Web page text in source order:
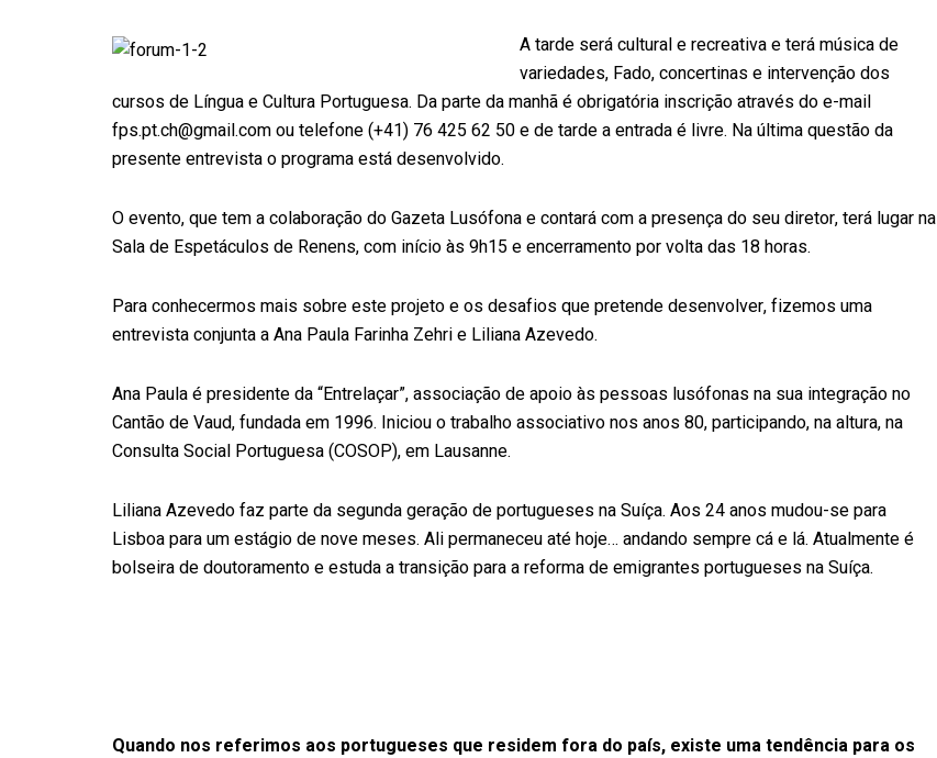
A tarde será cultural e recreativa e terá música de
variedades, Fado, concertinas e intervenção dos
cursos de Língua e Cultura Portuguesa. Da parte da manhã é obrigatória inscrição através do e-mail
fps.pt.ch@gmail.com ou telefone (+41) 76 425 62 50 e de tarde a entrada é livre. Na última questão da
presente entrevista o programa está desenvolvido.
O evento, que tem a colaboração do Gazeta Lusófona e contará com a presença do seu diretor, terá lugar na
Sala de Espetáculos de Renens, com início às 9h15 e encerramento por volta das 18 horas.
Para conhecermos mais sobre este projeto e os desafios que pretende desenvolver, fizemos uma
entrevista conjunta a Ana Paula Farinha Zehri e Liliana Azevedo.
Ana Paula é presidente da “Entrelaçar”, associação de apoio às pessoas lusófonas na sua integração no
Cantão de Vaud, fundada em 1996. Iniciou o trabalho associativo nos anos 80, participando, na altura, na
Consulta Social Portuguesa (COSOP), em Lausanne.
Liliana Azevedo faz parte da segunda geração de portugueses na Suíça. Aos 24 anos mudou-se para
Lisboa para um estágio de nove meses. Ali permaneceu até hoje… andando sempre cá e lá. Atualmente é
bolseira de doutoramento e estuda a transição para a reforma de emigrantes portugueses na Suíça.
Quando nos referimos aos portugueses que residem fora do país, existe uma tendência para os